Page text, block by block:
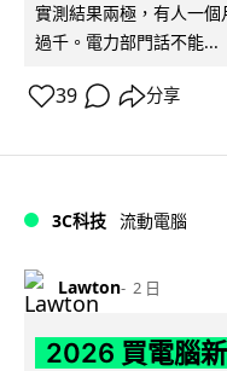
實測結果兩極，有人一
過千。電力部門話不能...
39 分享
3C科技 流動電腦
Lawton 2 日
2026 買電腦